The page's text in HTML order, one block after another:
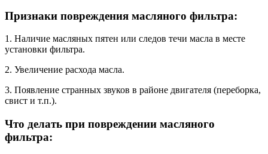
Признаки повреждения масляного фильтра:
1. Наличие масляных пятен или следов течи масла в месте
установки фильтра.
2. Увеличение расхода масла.
3. Появление странных звуков в районе двигателя (переборка,
свист и т.п.).
Что делать при повреждении масляного
фильтра: